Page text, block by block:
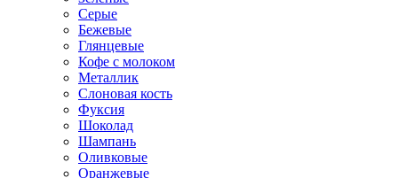
Серые
Бежевые
Глянцевые
Кофе с молоком
Металлик
Слоновая кость
Фуксия
Шоколад
Шампань
Оливковые
Оранжевые